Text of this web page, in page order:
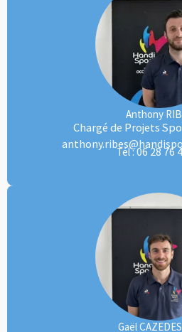
Anthony
Chargé de Projets
Tél :06 28 76
Gaël